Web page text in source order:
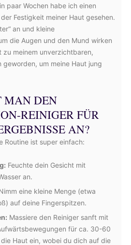
paar Wochen habe ich einen
Festigkeit meiner Haut gesehen.
an und kleine
die Augen und den Mund wirken
zu meinem unverzichtbaren,
um meine Haut jung
MAN DEN
REINIGER FÜR
AN?
Routine ist super einfach:
Feuchte dein Gesicht mit
an.
eine kleine Menge (etwa
auf deine Fingerspitzen.
Massiere den Reiniger sanft mit
für ca. 30-60
Haut ein, wobei du dich auf die